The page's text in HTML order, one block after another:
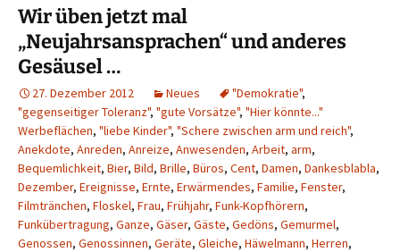
Wir üben jetzt mal
„Neujahrsansprachen“ und anderes
Gesäusel …
27. Dezember 2012 Neues "Demokratie",
"gegenseitiger Toleranz", "gute Vorsätze", "Hier könnte..."
Werbeflächen, "liebe Kinder", "Schere zwischen arm und reich",
Anekdote, Anreden, Anreize, Anwesenden, Arbeit, arm,
Bequemlichkeit, Bier, Bild, Brille, Büros, Cent, Damen, Dankesblabla,
Dezember, Ereignisse, Ernte, Erwärmendes, Familie, Fenster,
Filmtränchen, Floskel, Frau, Frühjahr, Funk-Kopfhörern,
Funkübertragung, Ganze, Gäser, Gäste, Gedöns, Gemurmel,
Genossen, Genossinnen, Geräte, Gleiche, Häwelmann, Herren,